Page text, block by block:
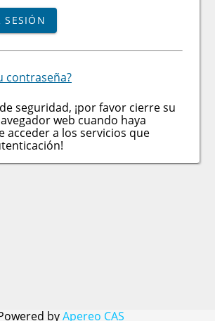
SESIÓN
contraseña?
seguridad, ¡por favor cierre su
web cuando haya
acceder a los servicios que
byApereo CAS